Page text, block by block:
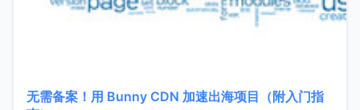
无需备案！用 Bunny CDN 加速出海项目（附入门指